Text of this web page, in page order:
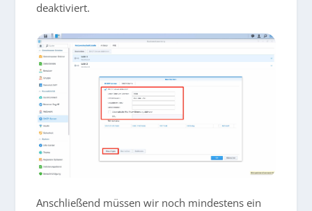
deaktiviert.
Anschließend müssen wir noch mindestens ein